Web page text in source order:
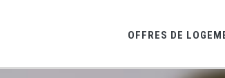
OFFRES DE